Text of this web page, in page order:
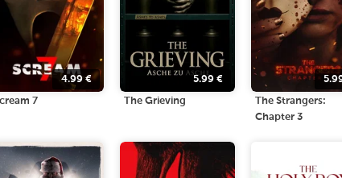
4.99 €
7
5.99€
The Grieving
The Strangers:
Chapter 3